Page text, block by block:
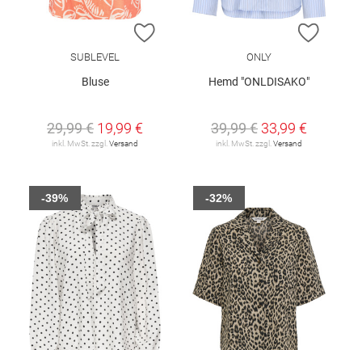
ZUR WUNSCHLISTE HINZUFÜGEN
SUBLEVEL
Bluse
29,99 € 19,99 €
inkl. MwSt. zzgl. Versand
ZUR
ONLY
Hemd "ONLDISAKO"
39,99 € 33,99 €
inkl. MwSt. zzgl. Versand
-39% -32%